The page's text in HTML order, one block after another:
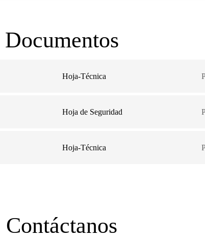
Documentos
Hoja-Técnica
Hoja de Seguridad
Hoja-Técnica
Contáctanos